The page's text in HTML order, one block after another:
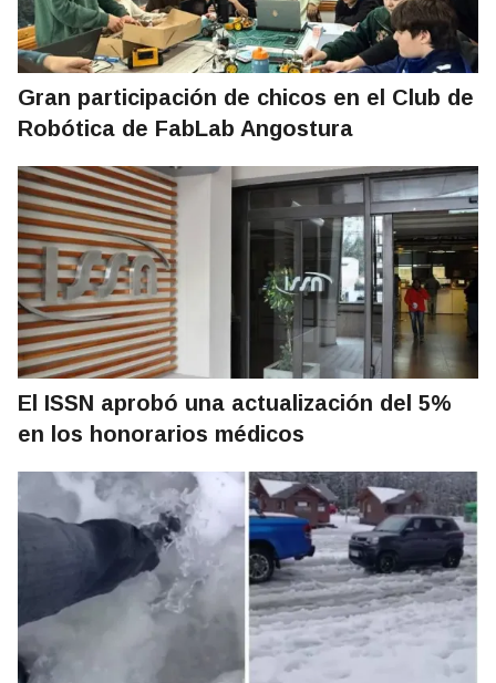
Gran participación de chicos en el Club de
Robótica de FabLab Angostura
El ISSN aprobó una actualización del 5%
en los honorarios médicos